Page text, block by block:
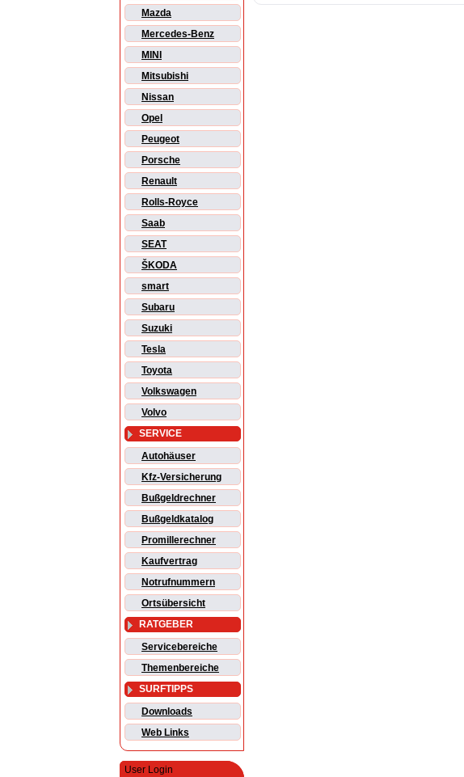
Mazda
Mercedes-Benz
MINI
Mitsubishi
Nissan
Opel
Peugeot
Porsche
Renault
Rolls-Royce
Saab
SEAT
ŠKODA
smart
Subaru
Suzuki
Tesla
Toyota
Volkswagen
Volvo
SERVICE
Autohäuser
Kfz-Versicherung
Bußgeldrechner
Bußgeldkatalog
Promillerechner
Kaufvertrag
Notrufnummern
Ortsübersicht
RATGEBER
Servicebereiche
Themenbereiche
SURFTIPPS
Downloads
Web Links
User Login